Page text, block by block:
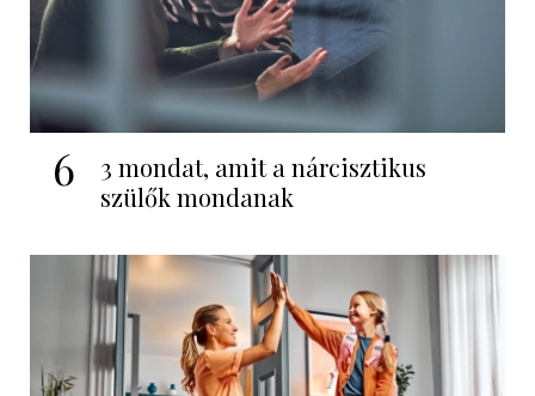
6
3 mondat, amit a nárcisztikus
szülők mondanak